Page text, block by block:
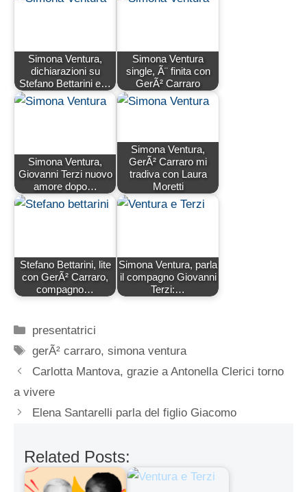
Simona Ventura,
dichiarazioni su
Stefano Bettarini e…
Simona Ventura
single, Ã¨ finita con
GerÃ² Carraro
Simona Ventura,
Giovanni Terzi nuovo
amore dopo…
Simona Ventura,
GerÃ² Carraro mi
tradiva con Laura
Moretti
Stefano Bettarini, lite
con GerÃ² Carraro,
compagno…
Simona Ventura, parla
il compagno Giovanni
Terzi:…
Categorie
presentatrici
Tag
gerÃ² carraro,simona ventura
Carlotta Mantova, grazie a Antonella Clerici torno
a vivere
Elena Santarelli parla del figlio Giacomo
Related Posts: